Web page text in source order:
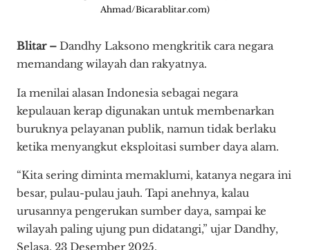
Ahmad/Bicarablitar.com)
Blitar – Dandhy Laksono mengkritik cara negara
memandang wilayah dan rakyatnya.
Ia menilai alasan Indonesia sebagai negara
kepulauan kerap digunakan untuk membenarkan
buruknya pelayanan publik, namun tidak berlaku
ketika menyangkut eksploitasi sumber daya alam.
“Kita sering diminta memaklumi, katanya negara ini
besar, pulau-pulau jauh. Tapi anehnya, kalau
urusannya pengerukan sumber daya, sampai ke
wilayah paling ujung pun didatangi,” ujar Dandhy,
Selasa, 23 Desember 2025.